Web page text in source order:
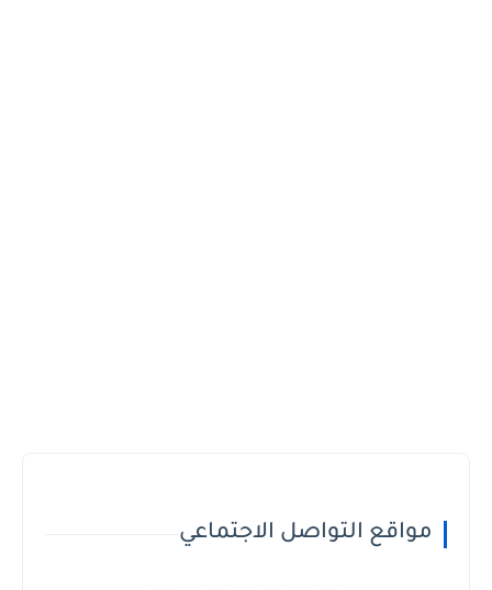
مواقع التواصل الاجتماعي